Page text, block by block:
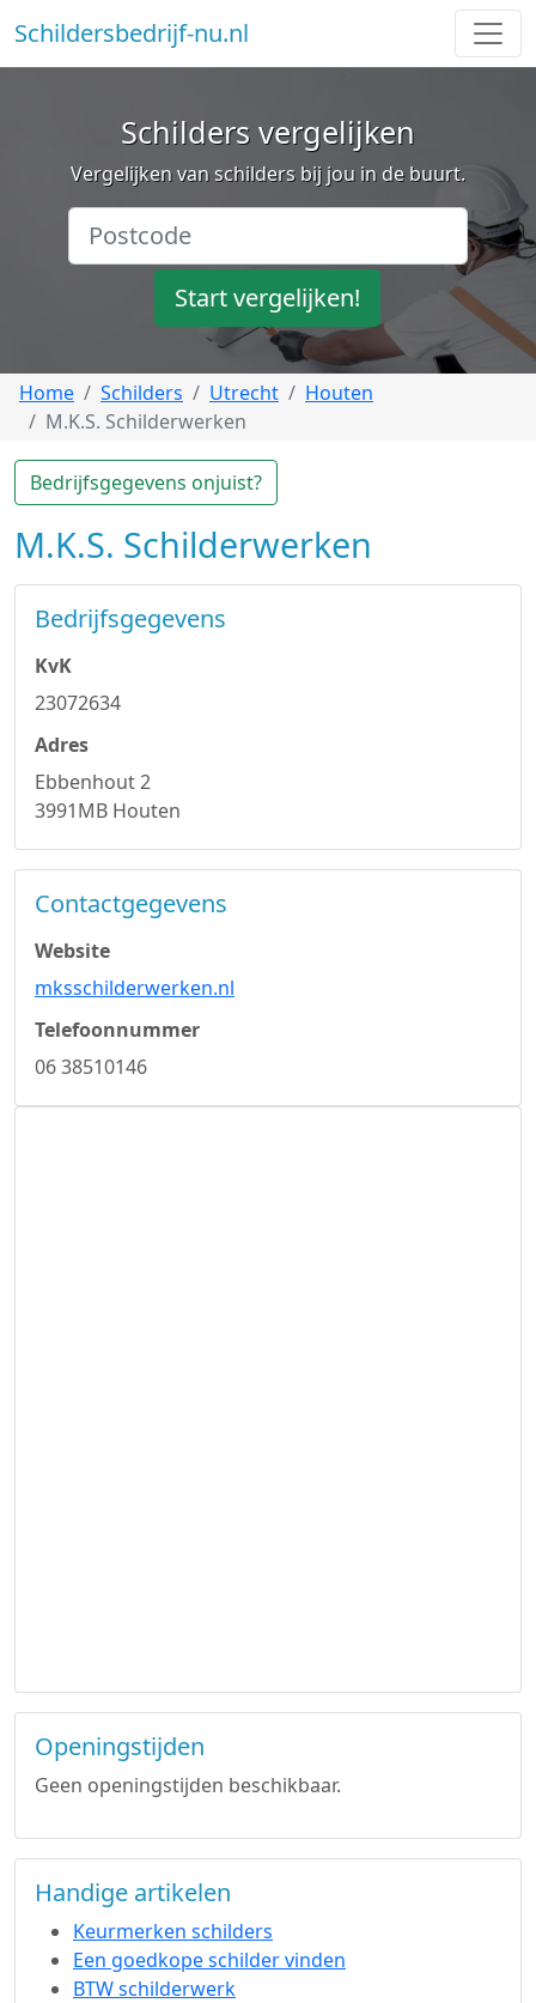
Schildersbedrijf-nu.nl
Schilders vergelijken
Vergelijken van schilders bij jou in de buurt.
Start vergelijken!
Home Schilders Utrecht
Houten
M.K.S. Schilderwerken
Bedrijfsgegevens onjuist?
M.K.S. Schilderwerken
Bedrijfsgegevens
KvK
23072634
Adres
Ebbenhout 2
3991MB Houten
Contactgegevens
Website
mksschilderwerken.nl
Telefoonnummer
06 38510146
Openingstijden
Geen openingstijden beschikbaar.
Handige artikelen
Keurmerken schilders
Een goedkope schilder vinden
BTW schilderwerk